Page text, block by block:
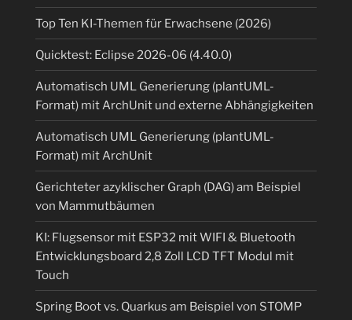
Top Ten KI-Themen für Erwachsene (2026)
Quicktest: Eclipse 2026-06 (4.40.0)
Automatisch UML Generierung (plantUML-
Format) mit ArchUnit und externe Abhängigkeiten
Automatisch UML Generierung (plantUML-
Format) mit ArchUnit
Gerichteter azyklischer Graph (DAG) am Beispiel
von Mammutbäumen
KI: Flugsensor mit ESP32 mit WIFI & Bluetooth
Entwicklungsboard 2,8 Zoll LCD TFT Modul mit
Touch
Spring Boot vs. Quarkus am Beispiel von STOMP